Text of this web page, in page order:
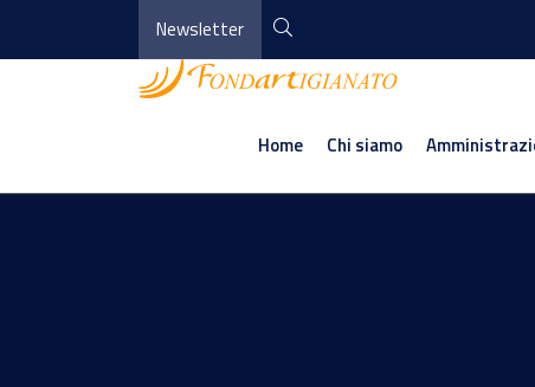
Newsletter
Home Chi siamo